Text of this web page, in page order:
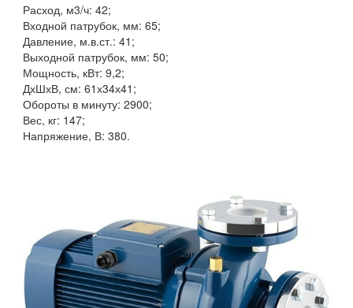
Расход, м3/ч: 42;
Входной патрубок, мм: 65;
Давление, м.в.ст.: 41;
Выходной патрубок, мм: 50;
Мощность, кВт: 9,2;
ДхШхВ, см: 61х34х41;
Обороты в минуту: 2900;
Вес, кг: 147;
Напряжение, В: 380.